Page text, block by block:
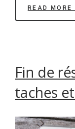
READ MORE
Fin de
taches